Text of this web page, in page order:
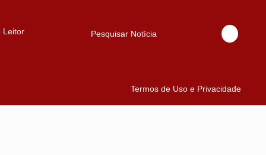
Pesquisar Notícia
Leitor
Termos de Uso e Privacidade